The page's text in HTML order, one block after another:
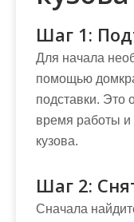
Шаг 1:
Для начала
помощью
подставки. Это
время работы и
кузова.
Шаг 2:
Сначала